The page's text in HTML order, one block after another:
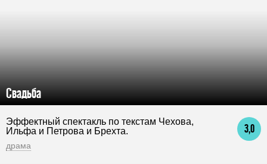
Свадьба
3,0
Эффектный спектакль по текстам Чехова,
Ильфа и Петрова и Брехта.
драма